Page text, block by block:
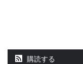
購読する